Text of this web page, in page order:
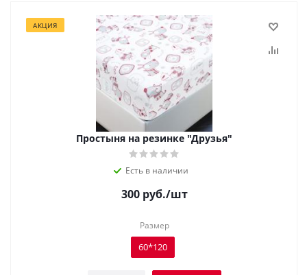
АКЦИЯ
Простыня на резинке "Друзья"
Есть в наличии
300руб./шт
Размер
60*120